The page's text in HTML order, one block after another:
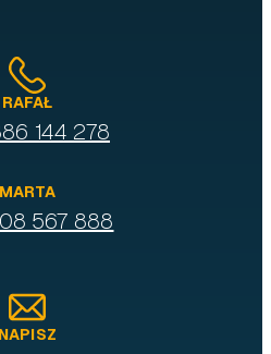
RAFAŁ
144 278
MARTA
567 888
NAPISZ